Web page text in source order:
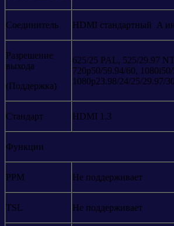
Соединитель HDMI стандартный A
Разрешение
выхода
(Поддержка)
625/25 PAL, 525/29.97
720p50/59.94/60,
1080p23.98/24/25/29.97/
Стандарт HDMI 1.3
Функции
PPM Не поддерживает
TSL Не поддерживает